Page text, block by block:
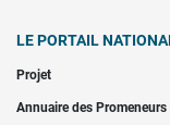
LE PORTAIL
Projet
Annuaire des Promeneurs